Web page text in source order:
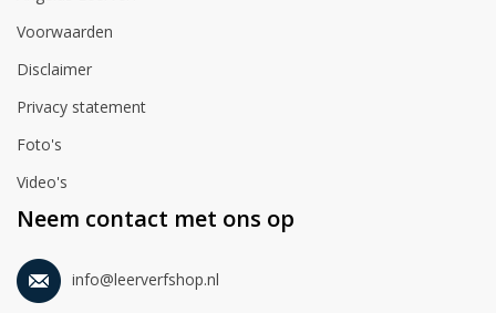
Voorwaarden
Disclaimer
Privacy statement
Foto's
Video's
Neem contact met ons op
info@leerverfshop.nl